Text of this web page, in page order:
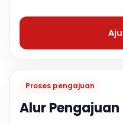
Proses pengajuan
Alur Pengajuan